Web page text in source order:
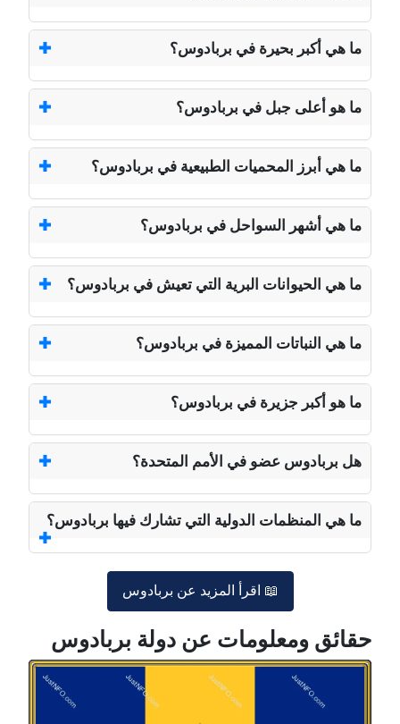
ما هي أكبر بحيرة في بربادوس؟
ما هو أعلى جبل في بربادوس؟
ما هي أبرز المحميات الطبيعية في بربادوس؟
ما هي أشهر السواحل في بربادوس؟
ما هي الحيوانات البرية التي تعيش في بربادوس؟
ما هي النباتات المميزة في بربادوس؟
ما هو أكبر جزيرة في بربادوس؟
هل بربادوس عضو في الأمم المتحدة؟
ما هي المنظمات الدولية التي تشارك فيها بربادوس؟
📖 اقرأ المزيد عن بربادوس
حقائق ومعلومات عن دولة بربادوس